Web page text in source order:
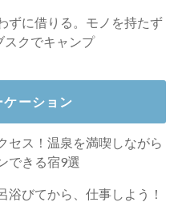
ずに借りる。モノを持たず
スクでキャンプ
ケーション
セス！温泉を満喫しながら
できる宿9選
浴びてから、仕事しよう！